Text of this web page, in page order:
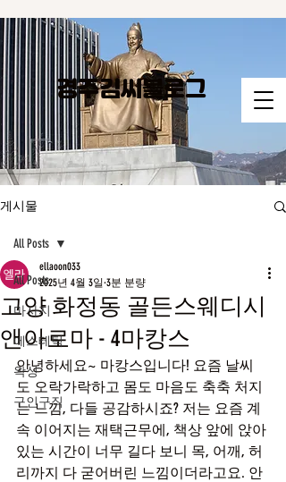
경주김씨​블로그
게시물
All Posts
마사지
에스테틱
왁싱
구인구직
All Posts
고양 화정동 골든스웨디시
앤아로마 - 4마캉스
ellaoon033
2025년 4월 3일 3분 분량
안녕하세요~ 마캉스입니다! 요즘 날씨
도 오락가락하고 몸도 마음도 축축 처지
는 느낌, 다들 공감하시죠? 저는 요즘 계
속 이어지는 재택근무에, 책상 앞에 앉아
있는 시간이 너무 길다 보니 목, 어깨, 허
리까지 다 굳어버린 느낌이더라고요. 안